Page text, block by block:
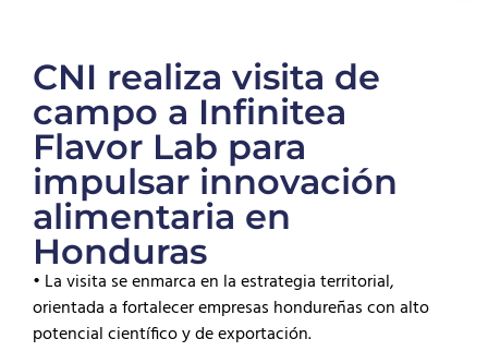
CNI realiza visita de
campo a Infinitea
Flavor Lab para
impulsar innovación
alimentaria en
Honduras
• La visita se enmarca en la estrategia territorial,
orientada a fortalecer empresas hondureñas con alto
potencial científico y de exportación.